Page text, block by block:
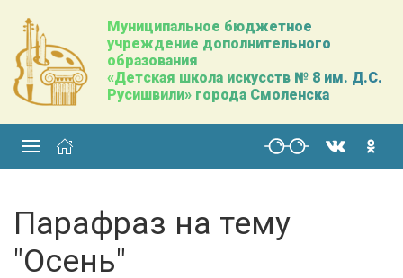
Муниципальное бюджетное
учреждение дополнительного
образования
«Детская школа искусств № 8 им. Д.С.
Русишвили» города Смоленска
Парафраз на тему
"Осень"